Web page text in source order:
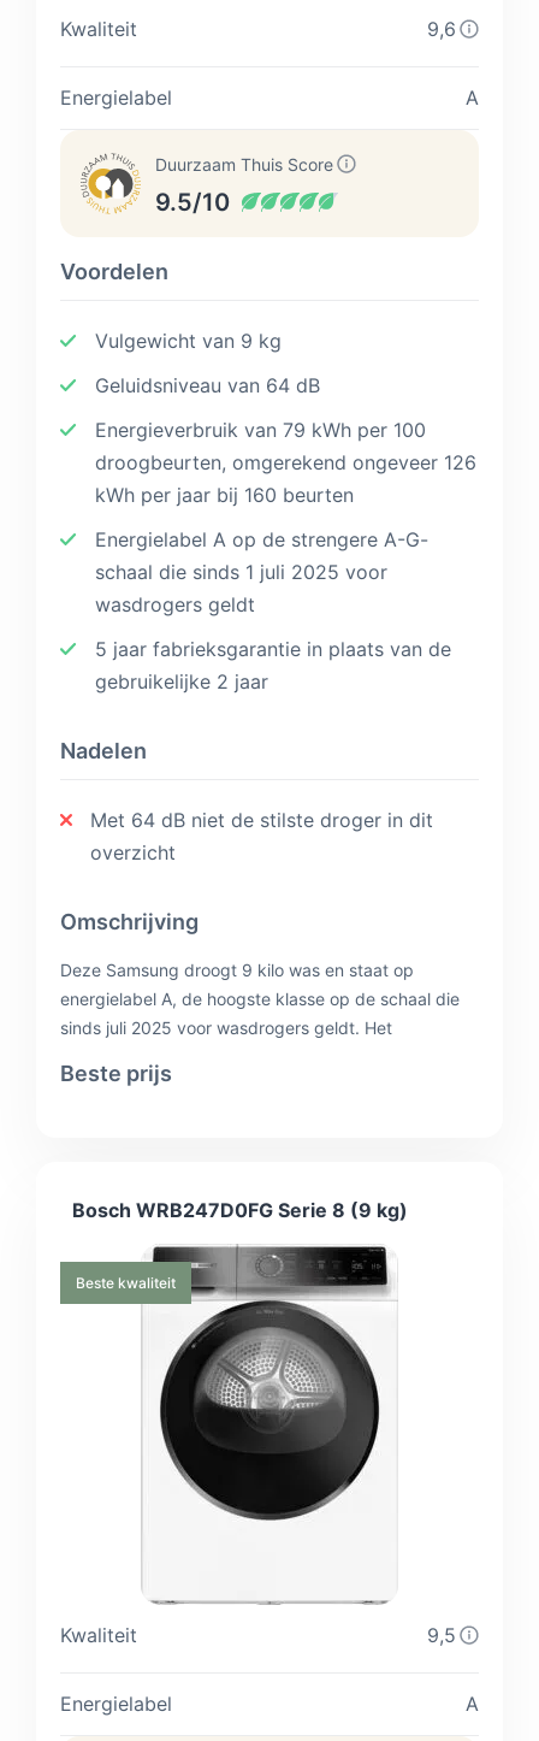
Kwaliteit 9,6
Energielabel A
Duurzaam Thuis Score
9.5/10
Voordelen
Vulgewicht van 9 kg
Geluidsniveau van 64 dB
Energieverbruik van 79 kWh per 100
droogbeurten, omgerekend ongeveer 126
kWh per jaar bij 160 beurten
Energielabel A op de strengere A-G-
schaal die sinds 1 juli 2025 voor
wasdrogers geldt
5 jaar fabrieksgarantie in plaats van de
gebruikelijke 2 jaar
Nadelen
Met 64 dB niet de stilste droger in dit
overzicht
Omschrijving
Deze Samsung droogt 9 kilo was en staat op
energielabel A, de hoogste klasse op de schaal die
sinds juli 2025 voor wasdrogers geldt. Het
droogbeurten; bij 160 beurten per jaar kom je
textiel minder krimpt. Samsung geeft op dit model 5
gebruikelijk is.
Beste prijs
Bosch WRB247D0FG Serie 8 (9 kg)
Beste kwaliteit
Kwaliteit 9,5
Energielabel A